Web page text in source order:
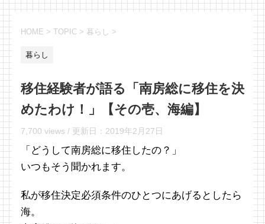
HOME > TOPIC > 暮らし >
暮らし
移住経験者が語る「南房総に移住を決
めたわけ！」【その壱、海編】
7,700 views / 更新日： 2019年2月27日
「どうして南房総に移住したの？」
いつもそう聞かれます。
私が移住決定必須条件のひとつにあげるとしたら
海。